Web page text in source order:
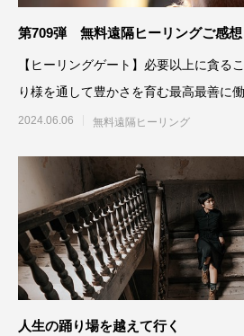
第709弾 無料遠隔ヒーリングご感想
【ヒーリングゲート】必要以上に貪る
り様を通して豊かさを育む最高
29日実施
2024.06.06 無料遠隔ヒーリング
人生の踊り場を越えて行く